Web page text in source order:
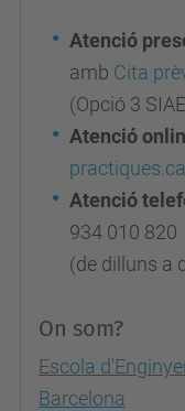
Atenció
amb Cita
(Opció 3
Atenció
Atenció
934 010 820
(de dilluns a
On som?
Escola
Barcelona